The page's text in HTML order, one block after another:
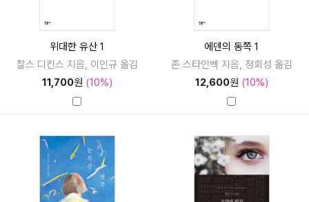
위대한 유산 1
찰스 디킨스 지음, 이인규 옮김
11,700원 (10%)
에덴의 동쪽 1
존 스타인벡 지음, 정회성 옮김
12,600원 (10%)